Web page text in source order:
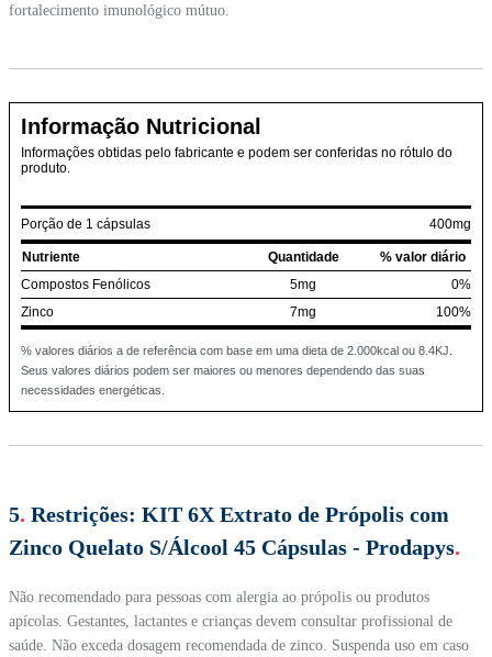
fortalecimento imunológico mútuo.
Informação Nutricional
Informações obtidas pelo fabricante e podem ser conferidas no rótulo do
produto.
Porção de 1 cápsulas 400mg
Nutriente Quantidade
% valor diário
Compostos Fenólicos
5mg
0%
Zinco
7mg 100%
% valores diários a de referência com base em uma dieta de 2.000kcal ou 8.4KJ.
Seus valores diários podem ser maiores ou menores dependendo das suas
necessidades energéticas.
5. Restrições: KIT 6X Extrato de Própolis com
Zinco Quelato S/Álcool 45 Cápsulas - Prodapys.
Não recomendado para pessoas com alergia ao própolis ou produtos
apícolas. Gestantes, lactantes e crianças devem consultar profissional de
saúde. Não exceda dosagem recomendada de zinco. Suspenda uso em caso